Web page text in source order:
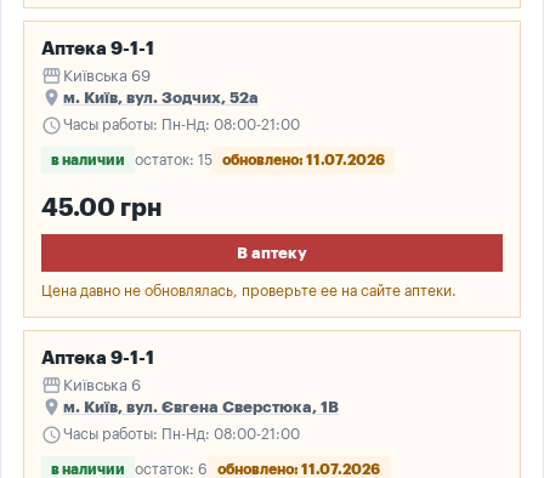
Аптека 9-1-1
storefront Київська 69
place м. Київ, вул. Зодчих, 52а
scheduleЧасы работы: Пн-Нд: 08:00-21:00
в наличии остаток: 15 обновлено: 11.07.2026
45.00 грн
В аптеку
Цена давно не обновлялась, проверьте ее на сайте аптеки.
Аптека 9-1-1
storefront Київська 6
place м. Київ, вул. Євгена Сверстюка, 1В
scheduleЧасы работы: Пн-Нд: 08:00-21:00
в наличии остаток: 6 обновлено: 11.07.2026